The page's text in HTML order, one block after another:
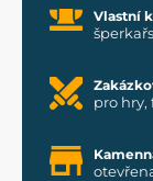
Vlastní
pro